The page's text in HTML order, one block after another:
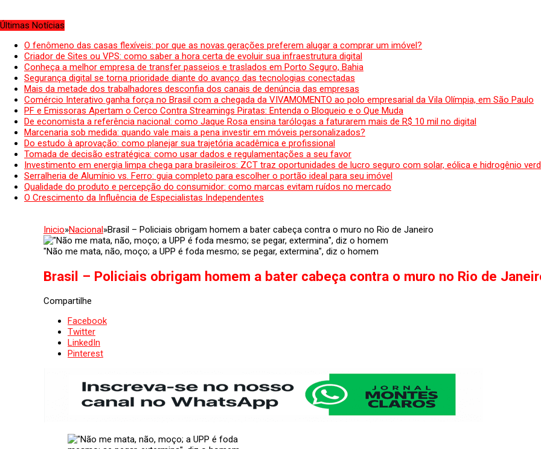
Últimas Notícias
O fenômeno das casas flexíveis: por que as novas gerações preferem alugar a comprar um imóvel?
Criador de Sites ou VPS: como saber a hora certa de evoluir sua infraestrutura digital
Conheça a melhor empresa de transfer passeios e traslados em Porto Seguro, Bahia
Segurança digital se torna prioridade diante do avanço das tecnologias conectadas
Mais da metade dos trabalhadores desconfia dos canais de denúncia das empresas
Comércio Interativo ganha força no Brasil com a chegada da VIVAMOMENTO ao polo empresarial da Vila Olímpia, em São Paulo
PF e Emissoras Apertam o Cerco Contra Streamings Piratas: Entenda o Bloqueio e o Que Muda
De economista a referência nacional: como Jaque Rosa ensina tarólogas a faturarem mais de R$ 10 mil no digital
Marcenaria sob medida: quando vale mais a pena investir em móveis personalizados?
Do estudo à aprovação: como planejar sua trajetória acadêmica e profissional
Tomada de decisão estratégica: como usar dados e regulamentações a seu favor
Investimento em energia limpa chega para brasileiros: ZCT traz oportunidades de lucro seguro com solar, eólica e hidrogênio
Serralheria de Alumínio vs. Ferro: guia completo para escolher o portão ideal para seu imóvel
Qualidade do produto e percepção do consumidor: como marcas evitam ruídos no mercado
O Crescimento da Influência de Especialistas Independentes
Inicio»Nacional »Brasil – Policiais obrigam homem a bater cabeça contra o muro no Rio de Janeiro
"Não me mata, não, moço; a UPP é foda mesmo; se pegar, extermina", diz o homem
Brasil – Policiais obrigam homem a bater cabeça contra o muro no Rio de
Compartilhe
Facebook
Twitter
LinkedIn
Pinterest